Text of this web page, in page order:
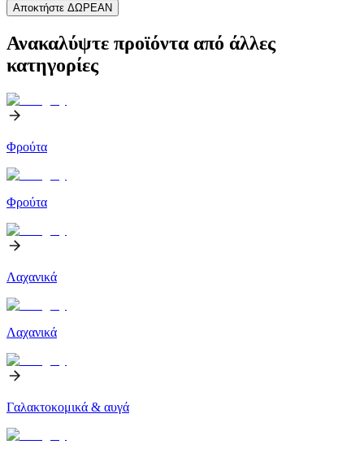
Αποκτήστε ΔΩΡΕΑΝ
Ανακαλύψτε προϊόντα από άλλες
κατηγορίες
Φρούτα
Φρούτα
Λαχανικά
Λαχανικά
Γαλακτοκομικά & αυγά